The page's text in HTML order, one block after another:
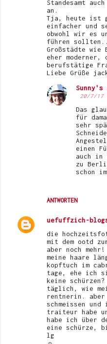
Standesamt
an.
Tja, heute ist
einfacher und
obwohl wir es
führen
Großstädte wie
eher moderner,
berufstätige
Liebe Grüße
ANTWORTEN
20/7/17
Das
für
sehr
einen
auch in
zu
schon
uefuffzich-
die
mit dem ootd
aber noch
meine haare
kopftuch im
tage, ehe ich
keine
täglich, wie
rentnerin. aber
schmeissen
traiteur habe
habe ich über
eine schürze,
lg